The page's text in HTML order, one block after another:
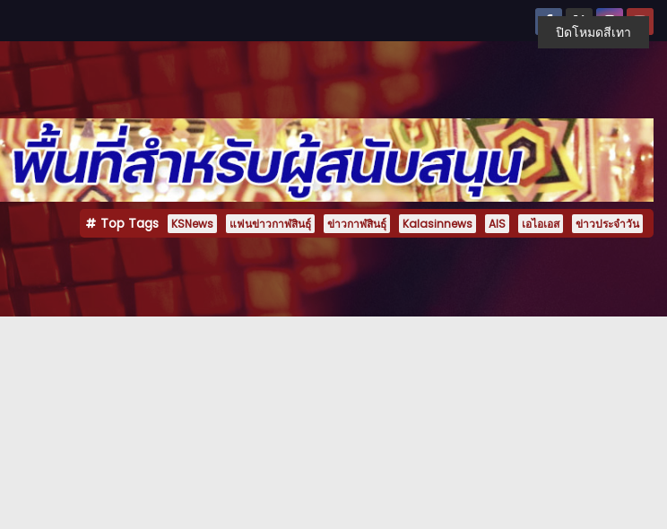
Top Tags KSNews แฟนข่าวกาฬสินธุ์ ข่าวกาฬสินธุ์ Kalasinnews AIS เอไอเอส ข่าวประจำวัน
ปิดโหมดสีเทา